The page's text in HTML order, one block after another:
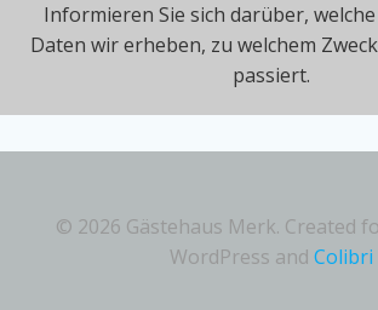
Informieren Sie sich darüber,
Daten wir erheben, zu welchem
passiert.
© 2026 Gästehaus Merk. Created
WordPress and Colibri